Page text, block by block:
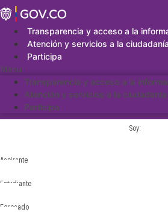
Saltar
al
contenidoTransparencia y acceso a la
Atención y servicios a la ciudadanía
Participa
Menu
Transparencia y acceso a la
Atención y servicios a la ciudadanía
Participa
Soy:
Aspirante
Estudiante
Egresado